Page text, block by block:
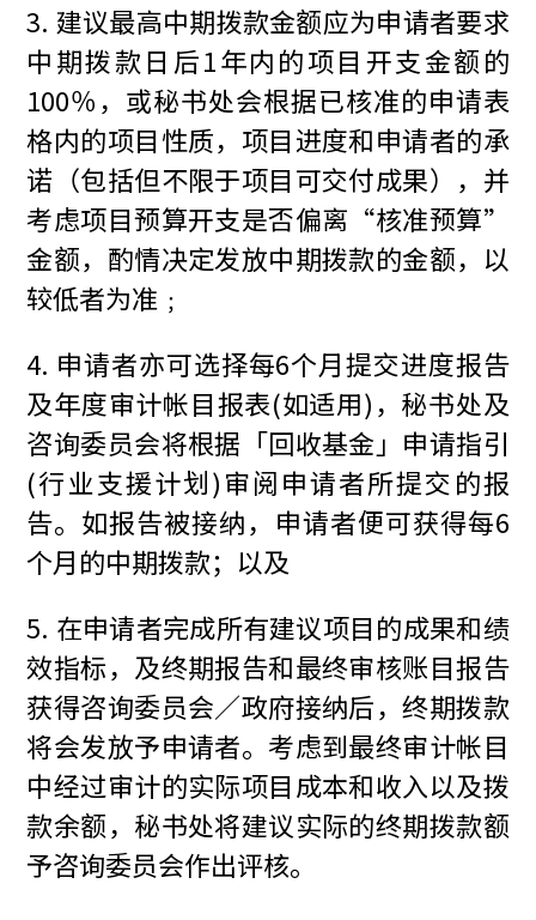
3. 建议最高中期拨款金额应为申请者要求
中期拨款日后1年内的项目开支金额的
100％，或秘书处会根据已核准的申请表
格内的项目性质，项目进度和申请者的承
诺（包括但不限于项目可交付成果），并
考虑项目预算开支是否偏离“核准预算”
金额，酌情决定发放中期拨款的金额，以
较低者为准﹔
4. 申请者亦可选择每6个月提交进度报告
及年度审计帐目报表(如适用)，秘书处及
咨询委员会将根据「回收基金」申请指引
(行业支援计划)审阅申请者所提交的报
告。如报告被接纳，申请者便可获得每6
个月的中期拨款；以及
5. 在申请者完成所有建议项目的成果和绩
效指标，及终期报告和最终审核账目报告
获得咨询委员会／政府接纳后，终期拨款
将会发放予申请者。考虑到最终审计帐目
中经过审计的实际项目成本和收入以及拨
款余额，秘书处将建议实际的终期拨款额
予咨询委员会作出评核。